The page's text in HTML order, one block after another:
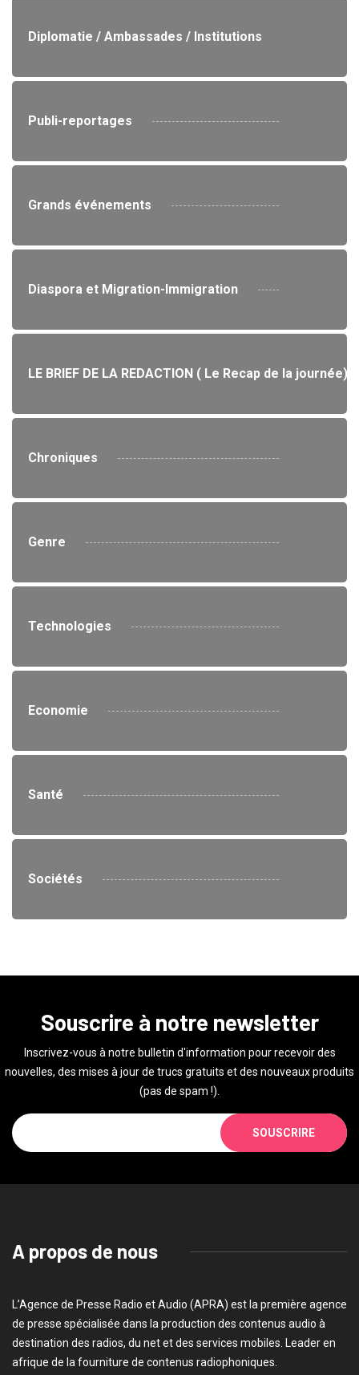
Diplomatie / Ambassades / Institutions
Publi-reportages
Grands événements
Diaspora et Migration-Immigration
LE BRIEF DE LA REDACTION ( Le Recap de la journée)
Chroniques
Genre
Technologies
Economie
Santé
Sociétés
Souscrire à notre newsletter
Inscrivez-vous à notre bulletin d'information pour recevoir des
nouvelles, des mises à jour de trucs gratuits et des nouveaux produits
(pas de spam !).
SOUSCRIRE
A propos de nous
L’Agence de Presse Radio et Audio (APRA) est la première agence
de presse spécialisée dans la production des contenus audio à
destination des radios, du net et des services mobiles. Leader en
afrique de la fourniture de contenus radiophoniques.